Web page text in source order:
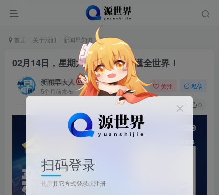
首页 关于我们 新闻早知道 正文
02月14日，星期六, 每天60秒读懂全世界！
新闻早大人
5个月前发布
关注 私信
0
扫码登录
使用其它方式登录或注册